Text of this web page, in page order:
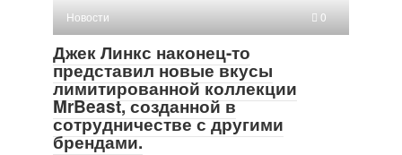
Новости
0
Джек Линкс наконец-то
представил новые вкусы
лимитированной коллекции
MrBeast, созданной в
сотрудничестве с другими
брендами.